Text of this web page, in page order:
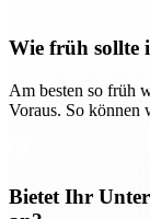
Wie früh sollte
Am besten so früh
Voraus. So können
Bietet Ihr